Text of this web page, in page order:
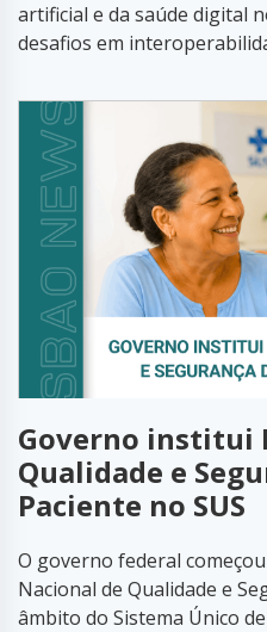
artificial e da saúde digital
desafios em
Governo institui
Qualidade e
Paciente no SUS
O governo federal
Nacional de Qualidade e
âmbito do Sistema Único